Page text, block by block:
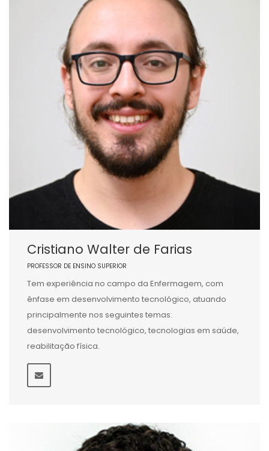
Cristiano Walter de Farias
PROFESSOR DE ENSINO SUPERIOR
Tem experiência no campo da Enfermagem, com
ênfase em desenvolvimento tecnológico, atuando
principalmente nos seguintes temas:
desenvolvimento tecnológico, tecnologias em saúde,
reabilitação física.